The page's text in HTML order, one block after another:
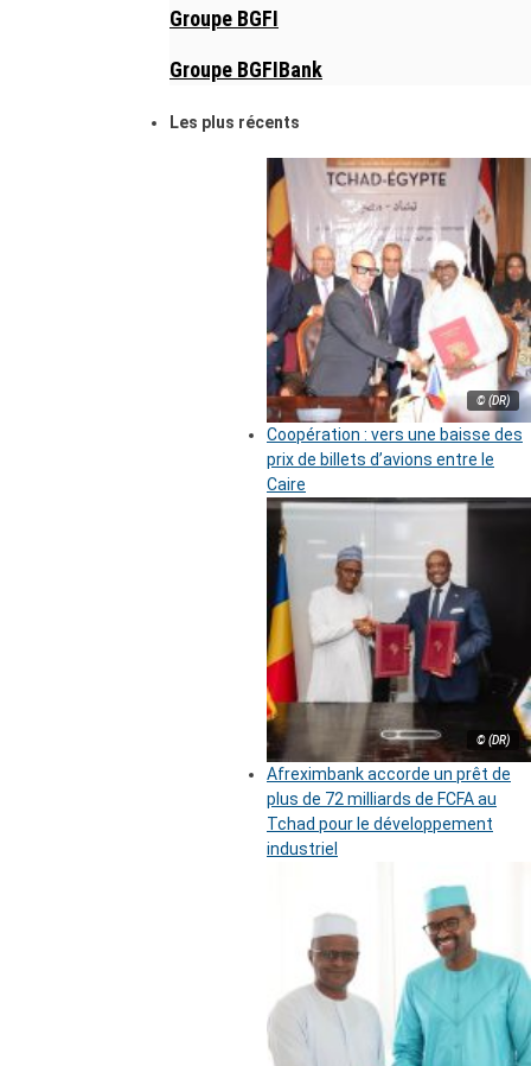
Groupe BGFI
Groupe BGFIBank
Les plus récents
© (DR)
Coopération : vers une baisse des
prix de billets d’avions entre le
Caire
© (DR)
Afreximbank accorde un prêt de
plus de 72 milliards de FCFA au
Tchad pour le développement
industriel